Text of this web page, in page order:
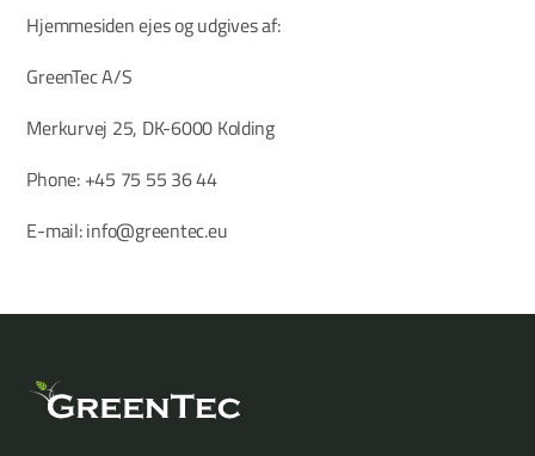
Hjemmesiden ejes og udgives af:
GreenTec A/S
Merkurvej 25, DK-6000 Kolding
Phone: +45 75 55 36 44
E-mail: info@greentec.eu